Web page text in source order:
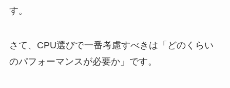
す。
さて、CPU選びで一番考慮すべきは「どのくらい
のパフォーマンスが必要か」です。